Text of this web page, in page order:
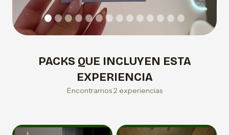
PACKS QUE INCLUYEN ESTA
EXPERIENCIA
Encontramos 2 experiencias